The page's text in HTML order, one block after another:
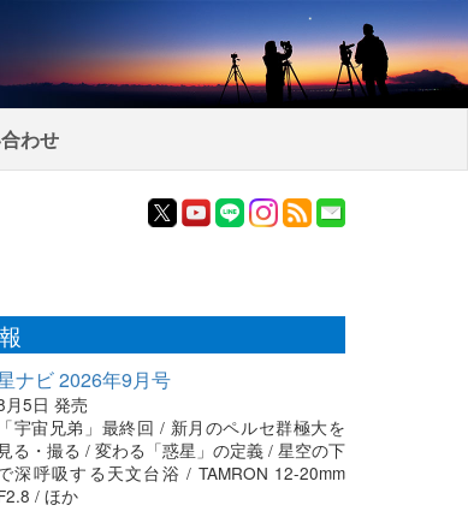
わせ
ナビ 2026年9月号
月5日 発売
「宇宙兄弟」最終回 / 新月のペルセ群極大を
見る・撮る / 変わる「惑星」の定義 / 星空の下
深呼吸する天文台浴 / TAMRON 12-20mm
/ ほか